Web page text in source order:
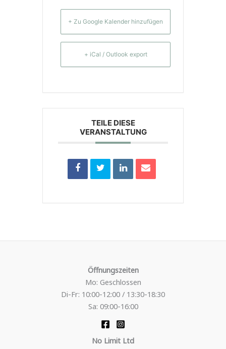
+ Zu Google Kalender hinzufügen
+ iCal / Outlook export
TEILE DIESE
VERANSTALTUNG
Öffnungszeiten
Mo: Geschlossen
Di-Fr: 10:00-12:00 / 13:30-18:30
Sa: 09:00-16:00
No Limit Ltd